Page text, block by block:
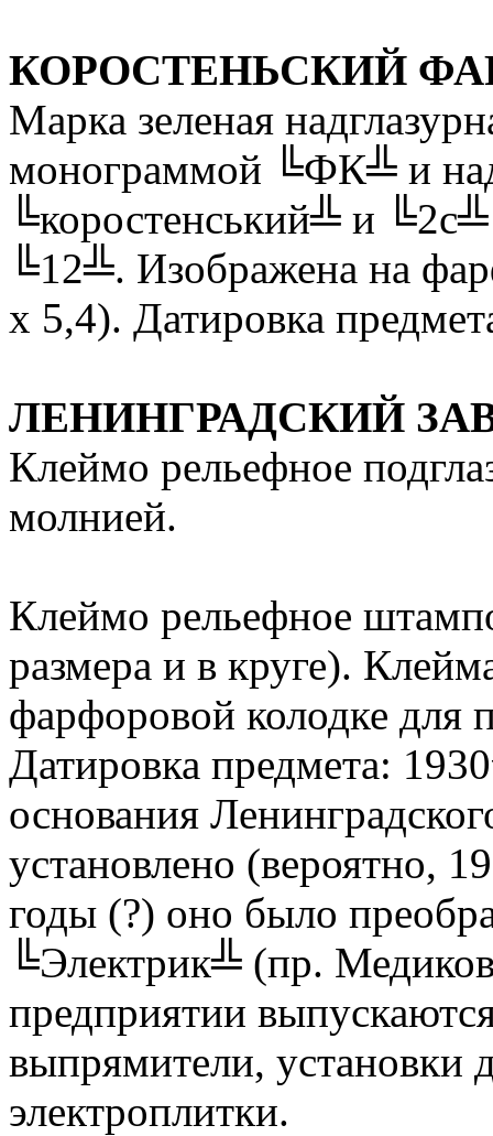
КОРОСТЕНЬСКИЙ
Марка зеленая
монограммой ╚ФК╩ и
╚коростенський╩ и
╚12╩. Изображена на
х 5,4). Датировка
ЛЕНИНГРАДСКИЙ
Клеймо рельефное
молнией.
Клеймо рельефное
размера и в круге).
фарфоровой колодке для
Датировка предмета:
основания
установлено (вероятно,
годы (?) оно было
╚Электрик╩ (пр.
предприятии
выпрямители, установки
электроплитки.